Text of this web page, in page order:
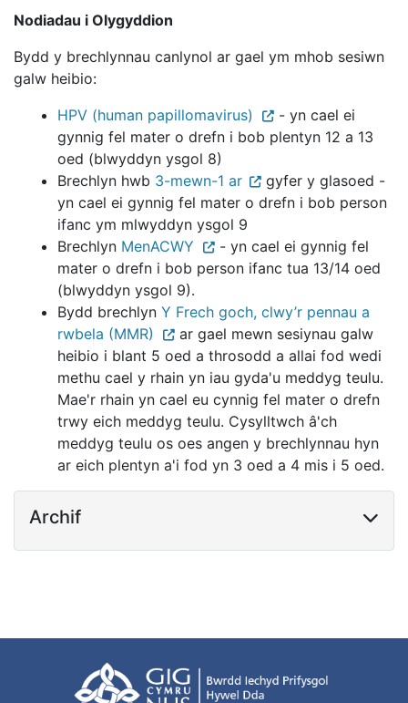
Nodiadau i Olygyddion
Bydd y brechlynnau canlynol ar gael ym mhob sesiwn
galw heibio:
HPV (human papillomavirus)
- yn cael ei
gynnig fel mater o drefn i bob plentyn 12 a 13
oed (blwyddyn ysgol 8)
Brechlyn hwb 3-mewn-1 ar gyfer y glasoed -
yn cael ei gynnig fel mater o drefn i bob person
ifanc ym mlwyddyn ysgol 9
Brechlyn MenACWY
- yn cael ei gynnig fel
mater o drefn i bob person ifanc tua 13/14 oed
(blwyddyn ysgol 9).
Bydd brechlyn Y Frech goch, clwy’r pennau a
rwbela (MMR)
ar gael mewn sesiynau galw
heibio i blant 5 oed a throsodd a allai fod wedi
methu cael y rhain yn iau gyda'u meddyg teulu.
Mae'r rhain yn cael eu cynnig fel mater o drefn
trwy eich meddyg teulu. Cysylltwch â'ch
meddyg teulu os oes angen y brechlynnau hyn
ar eich plentyn a'i fod yn 3 oed a 4 mis i 5 oed.
Archif